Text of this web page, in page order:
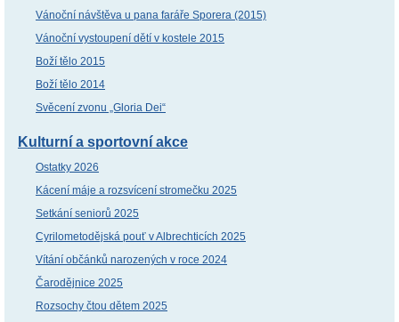
Vánoční návštěva u pana faráře Sporera (2015)
Vánoční vystoupení dětí v kostele 2015
Boží tělo 2015
Boží tělo 2014
Svěcení zvonu „Gloria Dei“
Kulturní a sportovní akce
Ostatky 2026
Kácení máje a rozsvícení stromečku 2025
Setkání seniorů 2025
Cyrilometodějská pouť v Albrechticích 2025
Vítání občánků narozených v roce 2024
Čarodějnice 2025
Rozsochy čtou dětem 2025